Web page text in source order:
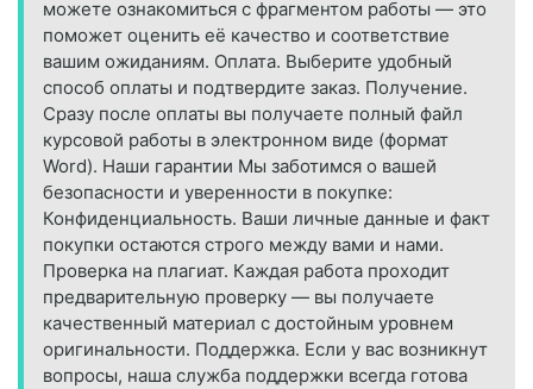
можете ознакомиться с фрагментом работы — это
поможет оценить её качество и соответствие
вашим ожиданиям. Оплата. Выберите удобный
способ оплаты и подтвердите заказ. Получение.
Сразу после оплаты вы получаете полный файл
курсовой работы в электронном виде (формат
Word). Наши гарантии Мы заботимся о вашей
безопасности и уверенности в покупке:
Конфиденциальность. Ваши личные данные и факт
покупки остаются строго между вами и нами.
Проверка на плагиат. Каждая работа проходит
предварительную проверку — вы получаете
качественный материал с достойным уровнем
оригинальности. Поддержка. Если у вас возникнут
вопросы, наша служба поддержки всегда готова